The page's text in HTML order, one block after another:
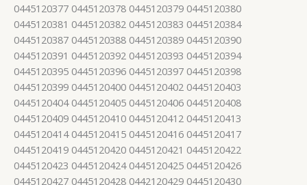
0445120377 0445120378 0445120379 0445120380
0445120381 0445120382 0445120383 0445120384
0445120387 0445120388 0445120389 0445120390
0445120391 0445120392 0445120393 0445120394
0445120395 0445120396 0445120397 0445120398
0445120399 0445120400 0445120402 0445120403
0445120404 0445120405 0445120406 0445120408
0445120409 0445120410 0445120412 0445120413
0445120414 0445120415 0445120416 0445120417
0445120419 0445120420 0445120421 0445120422
0445120423 0445120424 0445120425 0445120426
0445120427 0445120428 0442120429 0445120430